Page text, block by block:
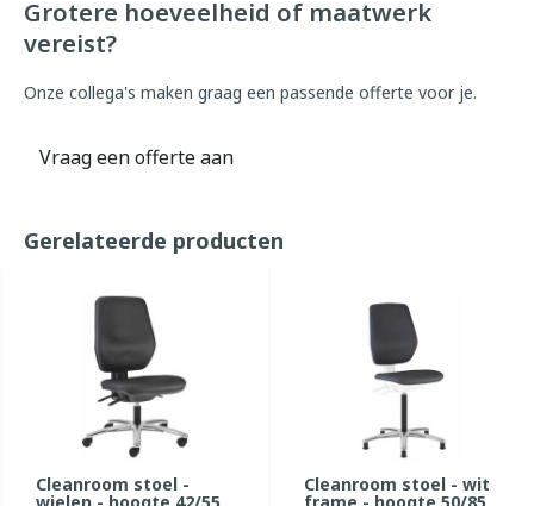
Grotere hoeveelheid of maatwerk
vereist?
Onze collega's maken graag een passende offerte voor je.
Vraag een offerte aan
Gerelateerde producten
Cleanroom stoel -
wielen - hoogte 42/55
Cleanroom stoel - wit
frame - hoogte 50/85